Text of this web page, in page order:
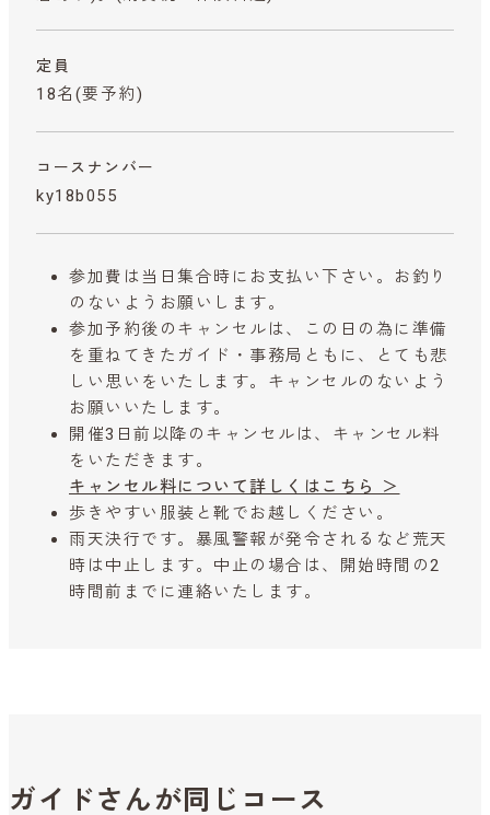
定員
18名(要予約)
コースナンバー
ky18b055
参加費は当日集合時にお支払い下さい。お釣り
のないようお願いします。
参加予約後のキャンセルは、この日の為に準備
を重ねてきたガイド・事務局ともに、とても悲
しい思いをいたします。キャンセルのないよう
お願いいたします。
開催3日前以降のキャンセルは、キャンセル料
をいただきます。
キャンセル料について詳しくはこちら ＞
歩きやすい服装と靴でお越しください。
雨天決行です。暴風警報が発令されるなど荒天
時は中止します。中止の場合は、開始時間の2
時間前までに連絡いたします。
ガイドさんが同じコース